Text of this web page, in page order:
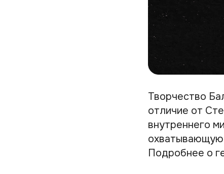
Творчество
отличие от
внутреннего
охватывающую
Подробнее о